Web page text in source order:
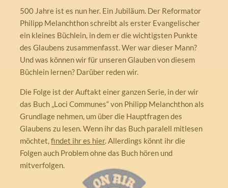
500 Jahre ist es nun her. Ein Jubiläum. Der Reformator
Philipp Melanchthon schreibt als erster Evangelischer
ein kleines Büchlein, in dem er die wichtigsten Punkte
des Glaubens zusammenfasst. Wer war dieser Mann?
Und was können wir für unseren Glauben von diesem
Büchlein lernen? Darüber reden wir.
Die Folge ist der Auftakt einer ganzen Serie, in der wir
das Buch „Loci Communes“ von Philipp Melanchthon als
Grundlage nehmen, um über die Hauptfragen des
Glaubens zu lesen. Wenn ihr das Buch paralell mitlesen
möchtet,findet ihr es hier. Allerdings könnt ihr die
Folgen auch Problem ohne das Buch hören und
mitverfolgen.